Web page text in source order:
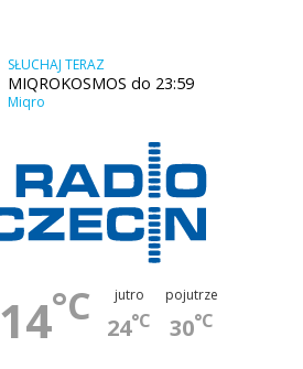
SŁUCHAJ TERAZ
MIQROKOSMOS do 23:59
Miqro
14°C jutro
24°C
pojutrze
30°C